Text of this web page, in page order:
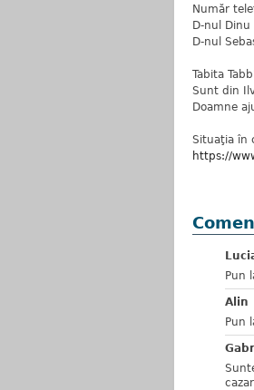
Număr
D-nul
D-nul
Tabita
Sunt din
Doamne
Situaţia în
https://
Pun
Alin
Pun